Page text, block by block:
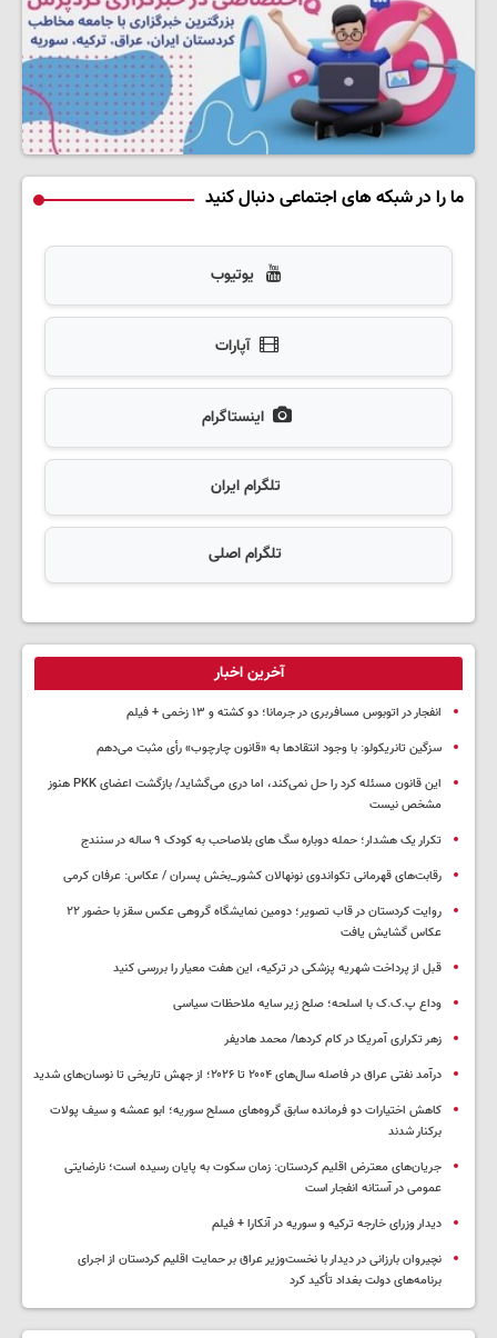
ما را در شبکه های اجتماعی دنبال کنید
یوتیوب
آپارات
اینستاگرام
تلگرام ایران
تلگرام اصلی
آخرین اخبار
انفجار در اتوبوس مسافربری در جرمانا؛ دو کشته و ۱۳ زخمی + فیلم
سزگین تانریکولو: با وجود انتقادها به «قانون چارچوب» رأی مثبت می‌دهم
این قانون مسئله کرد را حل نمی‌کند، اما دری می‌گشاید/ بازگشت اعضای PKK هنوز
مشخص نیست
تکرار یک هشدار؛ حمله دوباره سگ های بلاصاحب به کودک ۹ ساله در سنندج
رقابت‌های قهرمانی تکواندوی نونهالان کشور_بخش پسران / عکاس: عرفان کرمی
روایت کردستان در قاب تصویر؛ دومین نمایشگاه گروهی عکس سقز با حضور ۲۲
عکاس گشایش یافت
قبل از پرداخت شهریه پزشکی در ترکیه، این هفت معیار را بررسی کنید
وداع پ.ک.ک با اسلحه؛ صلح زیر سایه ملاحظات سیاسی
زهر تکراری آمریکا در کام کردها/ محمد هادیفر
درآمد نفتی عراق در فاصله سال‌های ۲۰۰۴ تا ۲۰۲۶؛ از جهش تاریخی تا نوسان‌های شدید
کاهش اختیارات دو فرمانده سابق گروه‌های مسلح سوریه؛ ابو عمشه و سیف پولات
برکنار شدند
جریان‌های معترض اقلیم کردستان: زمان سکوت به پایان رسیده است؛ نارضایتی
عمومی در آستانه انفجار است
دیدار وزرای خارجه ترکیه و سوریه در آنکارا + فیلم
نچیروان بارزانی در دیدار با نخست‌وزیر عراق بر حمایت اقلیم کردستان از اجرای
برنامه‌های دولت بغداد تأکید کرد